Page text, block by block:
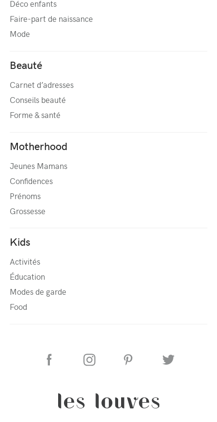
Déco enfants
Faire-part de naissance
Mode
Beauté
Carnet d’adresses
Conseils beauté
Forme & santé
Motherhood
Jeunes Mamans
Confidences
Prénoms
Grossesse
Kids
Activités
Éducation
Modes de garde
Food